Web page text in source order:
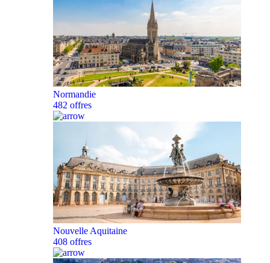
Normandie
482 offres
Nouvelle Aquitaine
408 offres